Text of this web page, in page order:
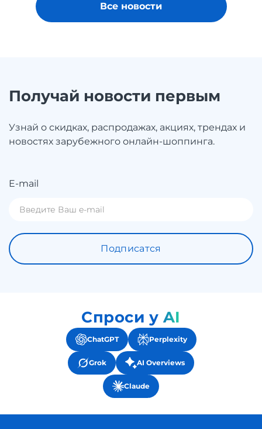
Все новости
Получай новости первым
Узнай о скидках, распродажах, акциях, трендах и
новостях зарубежного онлайн-шоппинга.
E-mail
Подписатся
Спроси у AI
ChatGPT Perplexity
Grok AI Overviews
Claude